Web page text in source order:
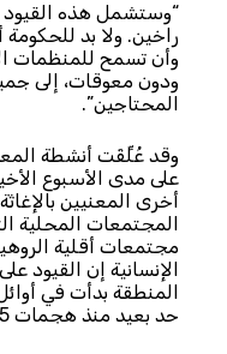
“وستشمل هذه القيود
راخين. ولا بد
وأن تسمح للمنظمات
ودون معوقات، إلى
المحتاجين”.
وقد عُلِّقَت أنشطة
على مدى الأسبوع
أخرى المعنيين
المجتمعات المحلية
مجتمعات أقلية
الإنسانية إن القيود
المنطقة بدأت في
حد بعيد منذ هجمات 25 أغسطس/آب.